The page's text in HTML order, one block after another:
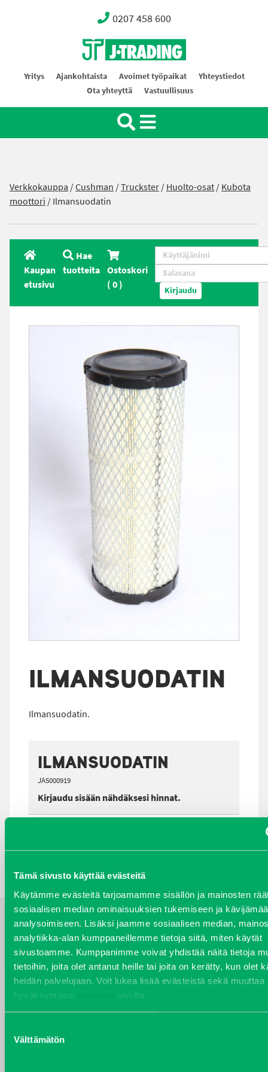
Tämä sivusto käyttää evästeitä
Käytämme evästeitä tarjoamamme sisällön ja mainosten
sosiaalisen median ominaisuuksien tukemiseen ja
analysoimiseen. Lisäksi jaamme sosiaalisen median,
analytiikka-alan kumppaneillemme tietoja siitä, miten käytät
sivustoamme. Kumppanimme voivat yhdistää näitä tietoja
tietoihin, joita olet antanut heille tai joita on kerätty, kun olet
heidän palvelujaan. Voit lukea lisää evästeistä sekä muuttaa
hyväksyntääsi
sivulta.
valinta
Välttämätön
0207 458 600
Oy J-Trading Ab
Yritys Ajankohtaista Avoimet työpaikat
Yhteystiedot
Ota yhteyttä
Vastuullisuus
Verkkokauppa /Cushman /Truckster/Huolto-osat/Kubota
moottori / Ilmansuodatin
Kaupan
etusivu
Hae
tuotteita Ostoskori
(0) Kirjaudu
ILMANSUODATIN
Ilmansuodatin.
ILMANSUODATIN
JA5000919
Kirjaudu sisään nähdäksesi hinnat.
YHTEYSTIEDOT
VARAOSAT
Varaosat